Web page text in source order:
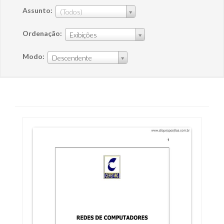
Assunto: (Todos)
Ordenação: Exibições
Modo: Descendente